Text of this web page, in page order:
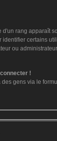
rang
certains
ou
!
gens via le